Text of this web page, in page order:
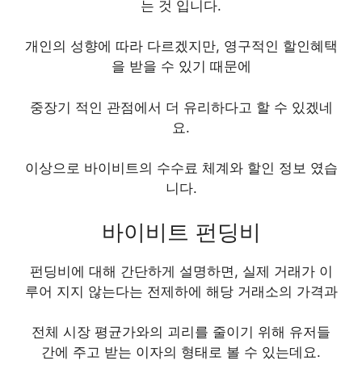
는 것 입니다.
개인의 성향에 따라 다르겠지만, 영구적인 할인혜택
을 받을 수 있기 때문에
중장기 적인 관점에서 더 유리하다고 할 수 있겠네
요.
이상으로 바이비트의 수수료 체계와 할인 정보 였습
니다.
바이비트 펀딩비
펀딩비에 대해 간단하게 설명하면, 실제 거래가 이
루어 지지 않는다는 전제하에 해당 거래소의 가격과
전체 시장 평균가와의 괴리를 줄이기 위해 유저들
간에 주고 받는 이자의 형태로 볼 수 있는데요.